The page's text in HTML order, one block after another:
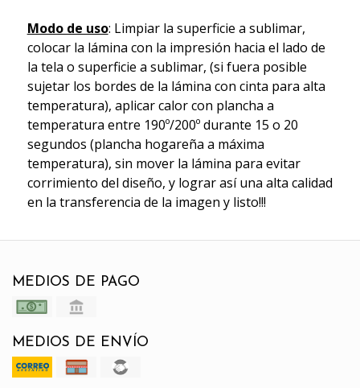
Modo de uso: Limpiar la superficie a sublimar,
colocar la lámina con la impresión hacia el lado de
la tela o superficie a sublimar, (si fuera posible
sujetar los bordes de la lámina con cinta para alta
temperatura), aplicar calor con plancha a
temperatura entre 190º/200º durante 15 o 20
segundos (plancha hogareña a máxima
temperatura), sin mover la lámina para evitar
corrimiento del diseño, y lograr así una alta calidad
en la transferencia de la imagen y listo!!!
MEDIOS DE PAGO
MEDIOS DE ENVÍO